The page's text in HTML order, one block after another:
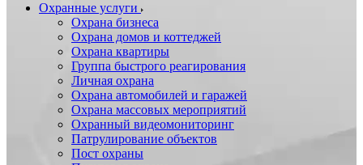
Охранные услуги
Охрана бизнеса
Охрана домов и коттеджей
Охрана квартиры
Группа быстрого реагирования
Личная охрана
Охрана автомобилей и гаражей
Охрана массовых мероприятий
Охранный видеомониторинг
Патрулирование объектов
Пост охраны